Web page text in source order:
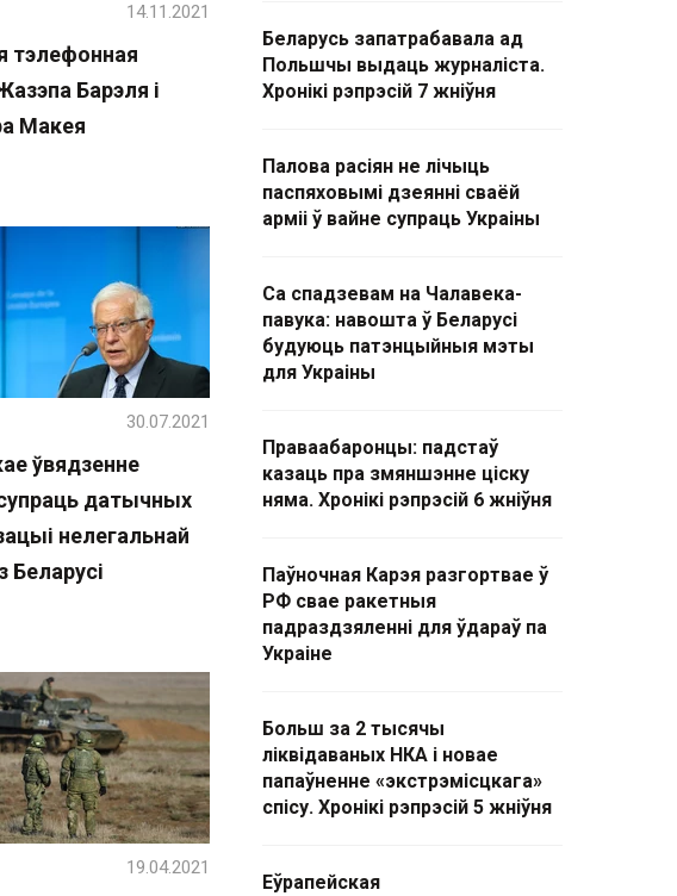
тэлефонная
Барэля і
Макея
14.11.2021
ўвядзенне
датычных
нелегальнай
Беларусі
30.07.2021
19.04.2021
Беларусь запатрабавала ад
Польшчы выдаць журналіста.
Хронікі рэпрэсій 7 жніўня
Палова расіян не лічыць
паспяховымі дзеянні сваёй
арміі ў вайне супраць Украіны
Са спадзевам на Чалавека-
павука: навошта ў Беларусі
будуюць патэнцыйныя мэты
для Украіны
Праваабаронцы: падстаў
казаць пра змяншэнне ціску
няма. Хронікі рэпрэсій 6 жніўня
Паўночная Карэя разгортвае ў
РФ свае ракетныя
падраздзяленні для ўдараў па
Украіне
Больш за 2 тысячы
ліквідаваных НКА і новае
папаўненне «экстрэмісцкага»
спісу. Хронікі рэпрэсій 5 жніўня
Еўрапейская